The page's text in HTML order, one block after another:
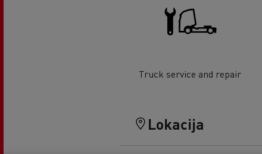
Truck service and repair
Lokacija